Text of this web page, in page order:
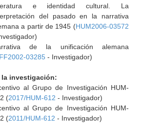
e identidad cultural. La
del pasado en la narrativa
a partir de 1945 (HUM2006-03572
de la unificación alemana
03285- Investigador)
la investigación:
al Grupo de Investigación HUM-
(2017/HUM-612 - Investigador)
al Grupo de Investigación HUM-
(2011/HUM-612 - Investigador)